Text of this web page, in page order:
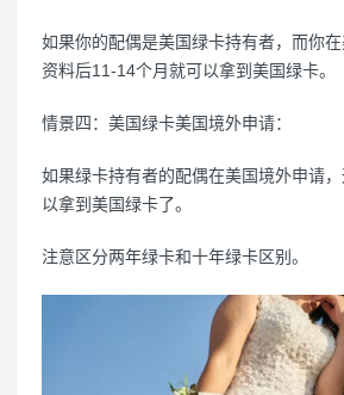
如果你的配偶是美国绿卡持有者，而你
资料后11-14个月就可以拿到美国绿卡。
情景四：美国绿卡美国境外申请：
如果绿卡持有者的配偶在美国境外申请
以拿到美国绿卡了。
注意区分两年绿卡和十年绿卡区别。